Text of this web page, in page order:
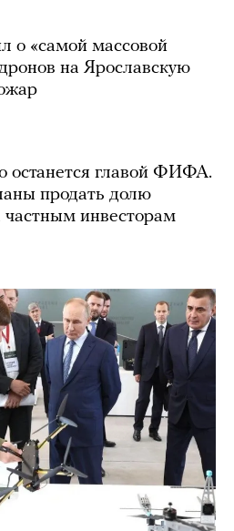
о «самой массовой
на Ярославскую
главой ФИФА.
продать долю
инвесторам